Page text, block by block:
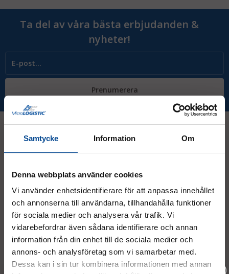
Samtycke Information Om
Denna webbplats använder cookies
Vi använder enhetsidentifierare för att anpassa innehållet
och annonserna till användarna, tillhandahålla funktioner
för sociala medier och analysera vår trafik. Vi
vidarebefordrar även sådana identifierare och annan
information från din enhet till de sociala medier och
annons- och analysföretag som vi samarbetar med.
Dessa kan i sin tur kombinera informationen med annan
Ta del av våra bästa erbjudanden &
nyheter!
Prenumerera
Kontakt
08 - 544 401 50
info@micrologistic.com
order@micrologistic.com
support@micrologistic.com
Tumstocksvägen 11 A (karta)
187 66 Täby